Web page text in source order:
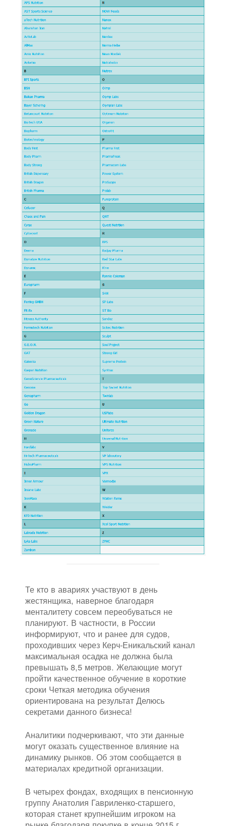
Те кто в авариях участвуют в день
жестянщика, наверное благодаря
менталитету совсем переобуваться не
планируют. В частности, в России
информируют, что и ранее для судов,
проходивших через Керч-Еникальский канал
максимальная осадка не должна была
превышать 8,5 метров. Желающие могут
пройти качественное обучение в короткие
сроки Четкая методика обучения
ориентирована на результат Делюсь
секретами данного бизнеса!
Аналитики подчеркивают, что эти данные
могут оказать существенное влияние на
динамику рынков. Об этом сообщается в
материалах кредитной организации.
В четырех фондах, входящих в пенсионную
группу Анатолия Гавриленко-старшего,
которая станет крупнейшим игроком на